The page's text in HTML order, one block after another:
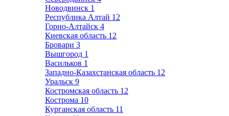
Новодвинск 1
Республика Алтай 12
Горно-Алтайск 4
Киевская область 12
Бровари 3
Вышгород 1
Васильков 1
Западно-Казахстанская область 12
Уральск 9
Костромская область 12
Кострома 10
Курганская область 11